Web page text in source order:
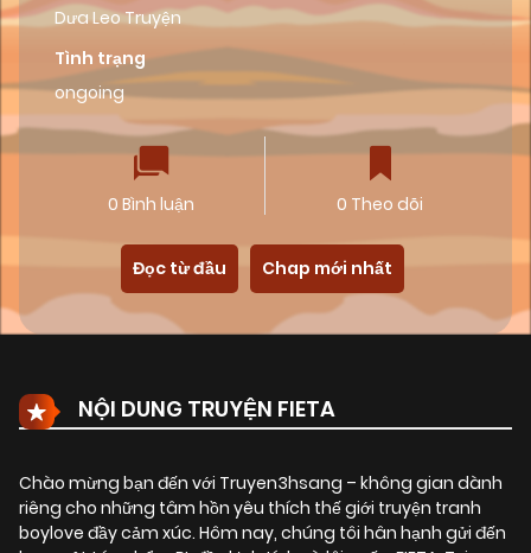
Dưa Leo Truyện
Tình trạng
ongoing
0 Bình luận 0 Theo dõi
Đọc từ đầu Chap mới nhất
NỘI DUNG TRUYỆN FIETA
Chào mừng bạn đến với Truyen3hsang – không gian dành
riêng cho những tâm hồn yêu thích thế giới truyện tranh
boylove đầy cảm xúc. Hôm nay, chúng tôi hân hạnh gửi đến